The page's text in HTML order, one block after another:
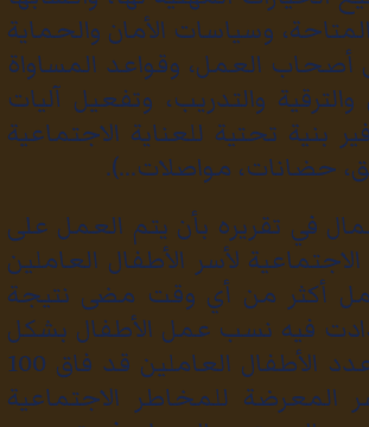
وسياسات الأمان والحماية
أصحاب العمل، وقواعد المساواة
والتدريب، وتفعيل آليات
تحتية للعناية الاجتماعية
حضانات، مواصلات...).
في تقريره بأن يتم العمل على
لأسر الأطفال العاملين
أكثر من أي وقت مضى نتيجة
فيه نسب عمل الأطفال بشكل
ملحوظ خلال العام الماضي حيث توقع أن يكون عدد الأطفال العاملين قد فاق 100
للمخاطر الاجتماعية